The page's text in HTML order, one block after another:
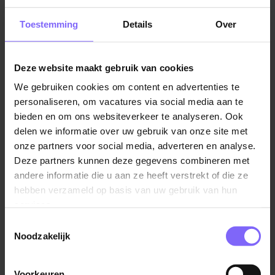
Toestemming Details Over
Deze website maakt gebruik van cookies
We gebruiken cookies om content en advertenties te
personaliseren, om vacatures via social media aan te
bieden en om ons websiteverkeer te analyseren. Ook
delen we informatie over uw gebruik van onze site met
onze partners voor social media, adverteren en analyse.
Deze partners kunnen deze gegevens combineren met
andere informatie die u aan ze heeft verstrekt of die ze
hebben verzameld op basis van uw gebruik van hun
Noodzakelijk
dag bij aan het welzijn en de kwaliteit van leven van
onze bewoners. Met jouw betrokkenheid en zorg
maak je écht het verschil in hun dagelijks leven.
Dit draag jij bij
Je voert verpleegtechnische handelingen met zorg
en aandacht uit.
Je biedt persoonlijke en (psycho-)sociale
begeleiding afgestemd op bewoners.
Je stimuleert zelfredzaamheid en signaleert
veranderingen in gezondheid en welzijn.
vertrouwde aanspreekpunt voor bewoners en
naasten.
Je stelt zorgplannen op en houdt deze up-to-date,